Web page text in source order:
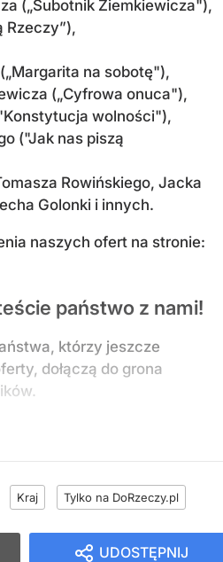
(„Subotnik Ziemkiewicza"),
Rzeczy”),
na sobotę"),
(„Cyfrowa onuca"),
wolności"),
("Jak nas piszą
Rowińskiego, Jacka
Golonki i innych.
naszych ofert na stronie:
państwo z nami!
którzy jeszcze
dołączą do grona
Kraj Tylko na DoRzeczy.pl
UDOSTĘPNIJ